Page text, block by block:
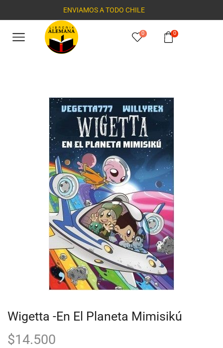
ENVIAMOS A TODO CHILE
0 0
Wigetta -En El Planeta Mimisikú
$14.500